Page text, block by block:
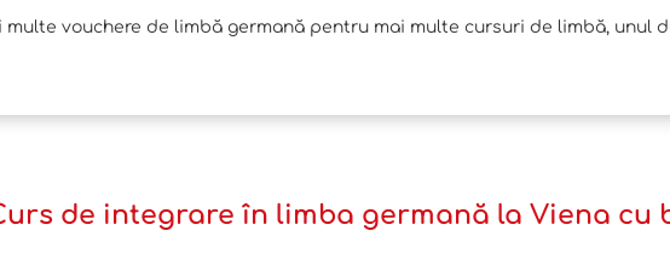
multe vouchere de limbă germană pentru mai multe cursuri de limbă, unul
de integrare în limba germană la Viena cu